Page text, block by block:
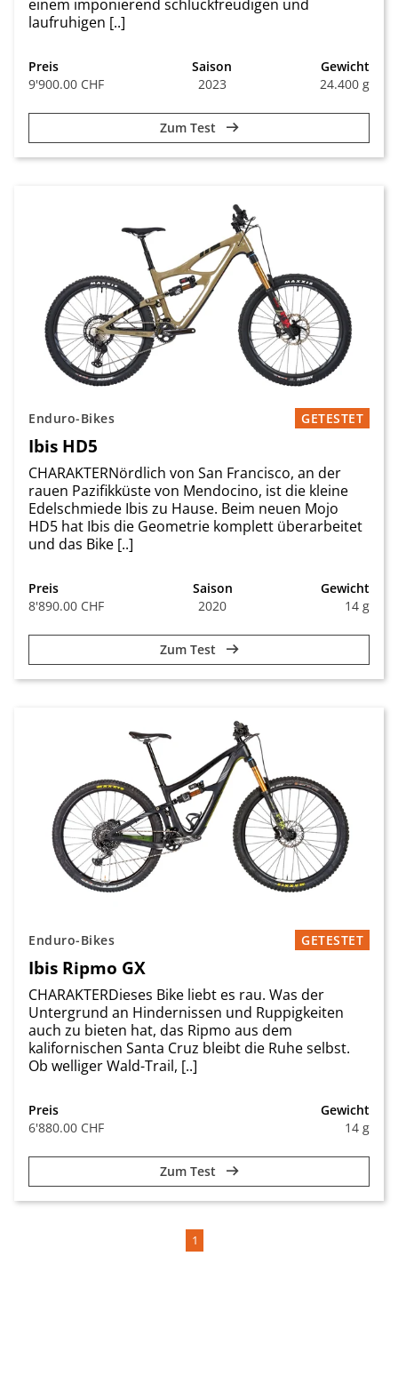
einem imponierend schluckfreudigen und
laufruhigen [..]
Preis
9'900.00 CHF
Saison
2023
Gewicht
24.400 g
Zum Test
Enduro-Bikes GETESTET
Ibis HD5
CHARAKTERNördlich von San Francisco, an der
rauen Pazifikküste von Mendocino, ist die kleine
Edelschmiede Ibis zu Hause. Beim neuen Mojo
HD5 hat Ibis die Geometrie komplett überarbeitet
und das Bike [..]
Preis
8'890.00 CHF
Saison
2020
Gewicht
14 g
Zum Test
Enduro-Bikes GETESTET
Ibis Ripmo GX
CHARAKTERDieses Bike liebt es rau. Was der
Untergrund an Hindernissen und Ruppigkeiten
auch zu bieten hat, das Ripmo aus dem
kalifornischen Santa Cruz bleibt die Ruhe selbst.
Ob welliger Wald-Trail, [..]
Preis
6'880.00 CHF
Gewicht
14 g
Zum Test
1